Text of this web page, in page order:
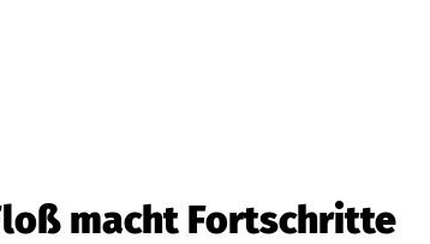
macht Fortschritte